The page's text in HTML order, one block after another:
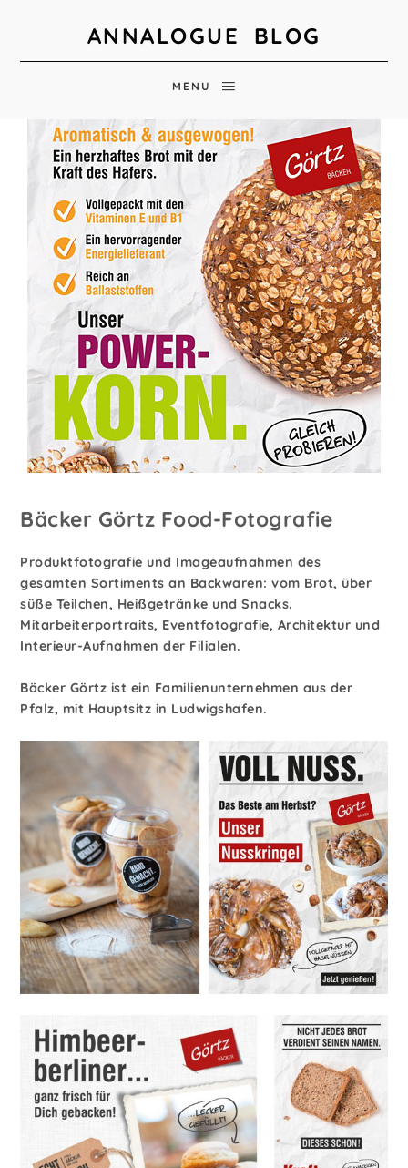
ANNALOGUE BLOG
MENU
Bäcker Görtz Food-Fotografie
Produktfotografie und Imageaufnahmen des
gesamten Sortiments an Backwaren: vom Brot, über
süße Teilchen, Heißgetränke und Snacks.
Mitarbeiterportraits, Eventfotografie, Architektur und
Interieur-Aufnahmen der Filialen.
Bäcker Görtz ist ein Familienunternehmen aus der
Pfalz, mit Hauptsitz in Ludwigshafen.